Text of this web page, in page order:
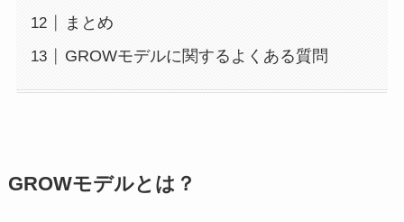
まとめ
GROWモデルに関するよくある質問
GROWモデルとは？